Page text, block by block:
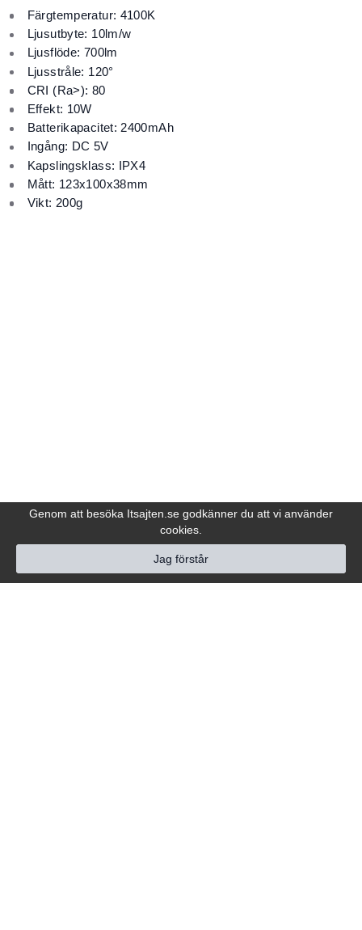
Genom att besöka Itsajten.se godkänner du att vi använder
cookies.
Jag förstår
Färgtemperatur: 4100K
Ljusutbyte: 10lm/w
Ljusflöde: 700lm
Ljusstråle: 120°
CRI (Ra>): 80
Effekt: 10W
Batterikapacitet: 2400mAh
Ingång: DC 5V
Kapslingsklass: IPX4
Mått: 123x100x38mm
Vikt: 200g